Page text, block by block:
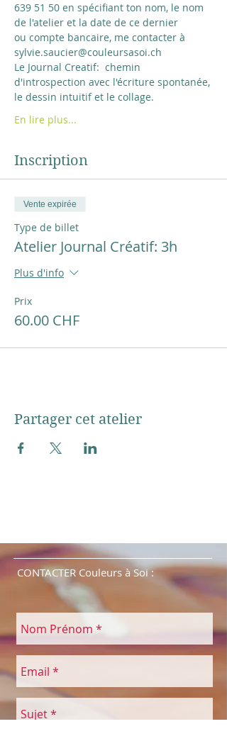
639 51 50 en spécifiant ton nom, le nom
de l'atelier et la date de ce dernier
ou compte bancaire, me contacter à
sylvie.saucier@couleursasoi.ch
Le Journal Creatif:  chemin
d'introspection avec l'écriture spontanée,
le dessin intuitif et le collage.
En lire plus...
Inscription
Vente expirée
Type de billet
Atelier Journal Créatif: 3h
Plus d'info
Prix
60.00 CHF
Partager cet atelier
CONTACTER Couleurs à Soi :